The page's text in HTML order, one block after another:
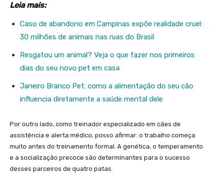
Leia mais:
Caso de abandono em Campinas expõe realidade cruel:
30 milhões de animais nas ruas do Brasil
Resgatou um animal? Veja o que fazer nos primeiros
dias do seu novo pet em casa
Janeiro Branco Pet: como a alimentação do seu cão
influencia diretamente a saúde mental dele
Por outro lado, como treinador especializado em cães de
assistência e alerta médico, posso afirmar: o trabalho começa
muito antes do treinamento formal. A genética, o temperamento
e a socialização precoce são determinantes para o sucesso
desses parceiros de quatro patas.